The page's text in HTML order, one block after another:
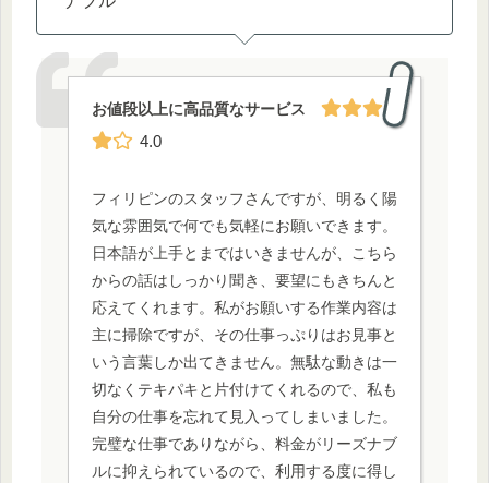
お値段以上に高品質なサービス
4.0
フィリピンのスタッフさんですが、明るく陽
気な雰囲気で何でも気軽にお願いできます。
日本語が上手とまではいきませんが、こちら
からの話はしっかり聞き、要望にもきちんと
応えてくれます。私がお願いする作業内容は
主に掃除ですが、その仕事っぷりはお見事と
いう言葉しか出てきません。無駄な動きは一
切なくテキパキと片付けてくれるので、私も
自分の仕事を忘れて見入ってしまいました。
完璧な仕事でありながら、料金がリーズナブ
ルに抑えられているので、利用する度に得し